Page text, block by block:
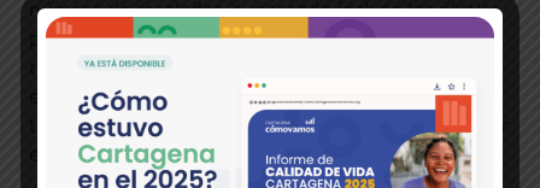
número de recaladas, superando incluso los niveles
prepandemia. La modernización y ampliación de la
terminal de cruceros será crucial para consolidar
este avance, permitiendo a la ciudad recibir más
turistas y mejorar su infraestructura para capitalizar
en este mercado en expansión.